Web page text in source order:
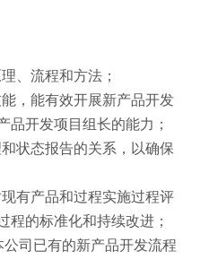
、流程和方法；
，能有效开展新产品开发
品开发项目组长的能力；
状态报告的关系，以确保
有产品和过程实施过程评
程的标准化和持续改进；
司已有的新产品开发流程